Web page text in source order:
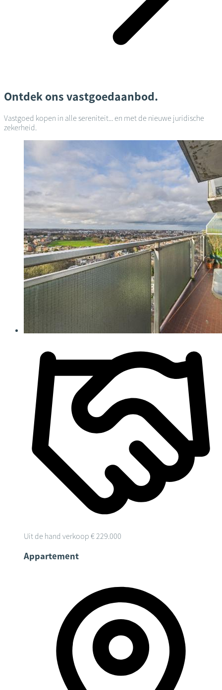
Ontdek ons vastgoedaanbod.
Vastgoed kopen in alle sereniteit... en met de nieuwe juridische
zekerheid.
Uit de hand verkoop € 229.000
Appartement